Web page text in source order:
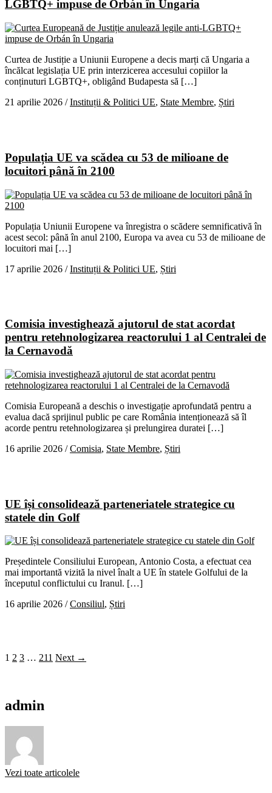
LGBTQ+ impuse de Orbán în Ungaria
Curtea de Justiție a Uniunii Europene a decis marți că Ungaria a
încălcat legislația UE prin interzicerea accesului copiilor la
conținuturi LGBTQ+, obligând Budapesta să […]
21 aprilie 2026 /Instituții & Politici UE, State Membre, Știri
Populația UE va scădea cu 53 de milioane de
locuitori până în 2100
Populația Uniunii Europene va înregistra o scădere semnificativă în
acest secol: până în anul 2100, Europa va avea cu 53 de milioane de
locuitori mai […]
17 aprilie 2026 /Instituții & Politici UE, Știri
Comisia investighează ajutorul de stat acordat
pentru retehnologizarea reactorului 1 al Centralei de
la Cernavodă
Comisia Europeană a deschis o investigație aprofundată pentru a
evalua dacă sprijinul public pe care România intenționează să îl
acorde pentru retehnologizarea și prelungirea duratei […]
16 aprilie 2026 /Comisia, State Membre, Știri
UE își consolidează parteneriatele strategice cu
statele din Golf
Președintele Consiliului European, Antonio Costa, a efectuat cea
mai importantă vizită la nivel înalt a UE în statele Golfului de la
începutul conflictului cu Iranul. […]
16 aprilie 2026 /Consiliul, Știri
1 2 3 … 211 Next →
admin
Vezi toate articolele